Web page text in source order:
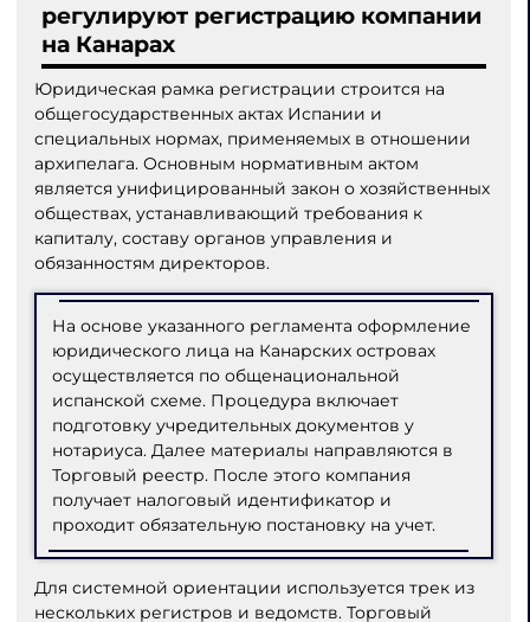
регулируют регистрацию компании
на Канарах
Юридическая рамка регистрации строится на
общегосударственных актах Испании и
специальных нормах, применяемых в отношении
архипелага. Основным нормативным актом
является унифицированный закон о хозяйственных
обществах, устанавливающий требования к
капиталу, составу органов управления и
обязанностям директоров.
На основе указанного регламента оформление
юридического лица на Канарских островах
осуществляется по общенациональной
испанской схеме. Процедура включает
подготовку учредительных документов у
нотариуса. Далее материалы направляются в
Торговый реестр. После этого компания
получает налоговый идентификатор и
проходит обязательную постановку на учет.
Для системной ориентации используется трек из
нескольких регистров и ведомств. Торговый